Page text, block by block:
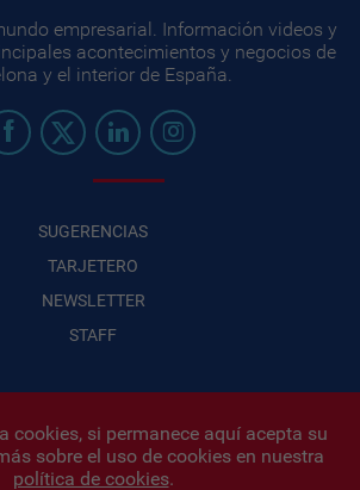
empresarial. Información videos y
acontecimientos y negocios de
y el interior de España.
SUGERENCIAS
TARJETERO
NEWSLETTER
STAFF
INFONEGOCIOS S.A. · CUIT: 30710438486 |
cookies, si permanece aquí acepta su
sobre el uso de cookies en nuestra
política de cookies.